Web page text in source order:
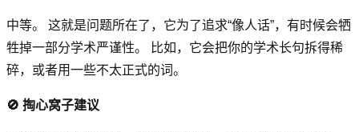
中等。 这就是问题所在了，它为了追求“像人话”，有时候会牺
牲掉一部分学术严谨性。 比如，它会把你的学术长句拆得稀
碎，或者用一些不太正式的词。
🚫 掏心窝子建议